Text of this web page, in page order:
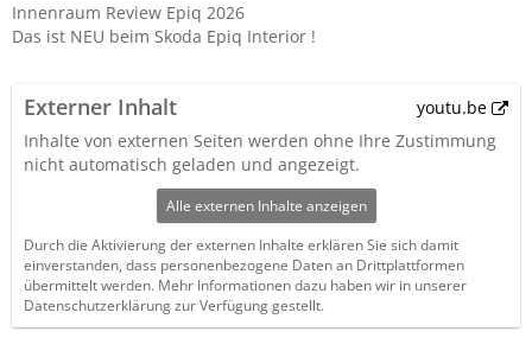
Innenraum Review Epiq 2026
Das ist NEU beim Skoda Epiq Interior !
Externer Inhalt
youtu.be
Inhalte von externen Seiten werden ohne Ihre Zustimmung
nicht automatisch geladen und angezeigt.
Alle externen Inhalte anzeigen
Durch die Aktivierung der externen Inhalte erklären Sie sich damit
einverstanden, dass personenbezogene Daten an Drittplattformen
übermittelt werden. Mehr Informationen dazu haben wir in unserer
Datenschutzerklärung zur Verfügung gestellt.